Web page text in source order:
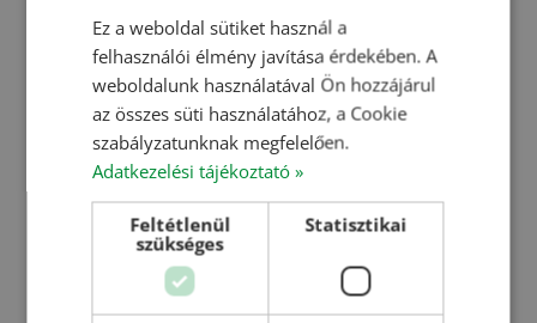
Interaktív térkép
Videók
Szakmai előadások
Referencia filmek
Szakmai napok összefoglalói/egyebek
Hírek
ROMANIAN
CROATIAN
Ez a weboldal sütiket használ a
felhasználói élmény javítása érdekében. A
weboldalunk használatával Ön hozzájárul
az összes süti használatához, a Cookie
szabályzatunknak megfelelően.
Adatkezelési tájékoztató »
Feltétlenül
szükséges
Statisztikai